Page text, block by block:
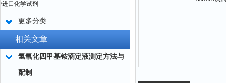
\进口化学试剂
更多分类
相关文章
氢氧化四甲基铵滴定液测定方法与
配制